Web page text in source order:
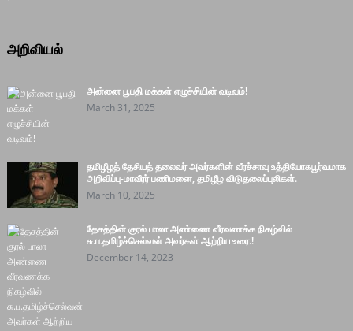
அறிவியல்
அன்னை பூபதி மக்கள் எழுச்சியின் வடிவம்!
March 31, 2025
தமிழீழத் தேசியத் தலைவர் அவர்களின் வீரச்சாவு உத்தியோகபூர்வமாக
அறிவிப்பு-மாவீரர் பணிமனை, தமிழீழ விடுதலைப்புலிகள்.
March 10, 2025
தேசத்தின் குரல் பாலா அண்ணை வீரவணக்க நிகழ்வில்
சு.ப.தமிழ்ச்செல்வன் அவர்கள் ஆற்றிய உரை.!
December 14, 2023